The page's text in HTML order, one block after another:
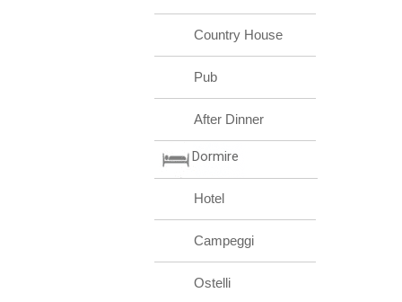
Country House
Pub
After Dinner
Dormire
Hotel
Campeggi
Ostelli